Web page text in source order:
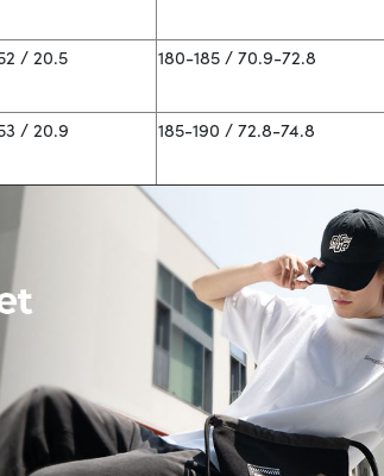
/ 20.5 180-185 / 70.9-72.8
/ 20.9 185-190 / 72.8-74.8